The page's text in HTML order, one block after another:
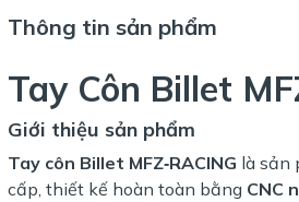
Thông tin sản phẩm
Tay Côn Billet
Giới thiệu sản phẩm
Tay côn Billet MFZ‑RACING là sản
cấp, thiết kế hoàn toàn bằng CNC